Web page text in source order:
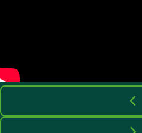
Incentive sua equipe a